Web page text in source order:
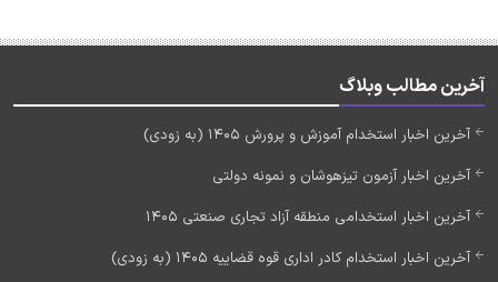
آخرین مطالب وبلاگ
آخرین اخبار استخدام آموزش و پرورش 1405 (به زودی)
آخرین اخبار آزمون تیزهوشان و نمونه دولتی
آخرین اخبار استخدامی منطقه آزاد تجاری صنعتی 1405
آخرین اخبار استخدام کادر اداری قوه قضاییه 1405 (به زودی)